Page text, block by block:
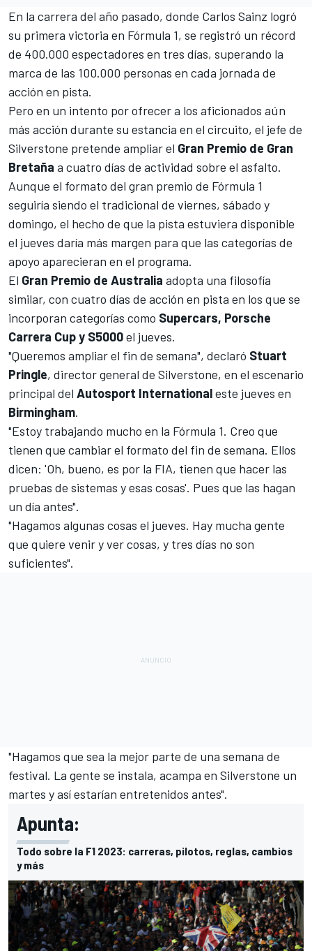
En la carrera del año pasado, donde Carlos Sainz logró
su primera victoria en Fórmula 1, se registró un récord
de 400.000 espectadores en tres días, superando la
marca de las 100.000 personas en cada jornada de
acción en pista.
Pero en un intento por ofrecer a los aficionados aún
más acción durante su estancia en el circuito, el jefe de
Silverstone pretende ampliar el Gran Premio de Gran
Bretaña a cuatro días de actividad sobre el asfalto.
Aunque el formato del gran premio de Fórmula 1
seguiría siendo el tradicional de viernes, sábado y
domingo, el hecho de que la pista estuviera disponible
el jueves daría más margen para que las categorías de
apoyo aparecieran en el programa.
El Gran Premio de Australia adopta una filosofía
similar, con cuatro días de acción en pista en los que se
incorporan categorías como Supercars, Porsche
Carrera Cup y S5000el jueves.
"Queremos ampliar el fin de semana", declaró Stuart
Pringle, director general de Silverstone, en el escenario
principal del Autosport Internationaleste jueves en
Birmingham.
"Estoy trabajando mucho en la Fórmula 1. Creo que
tienen que cambiar el formato del fin de semana. Ellos
dicen: 'Oh, bueno, es por la FIA, tienen que hacer las
pruebas de sistemas y esas cosas'. Pues que las hagan
un día antes".
"Hagamos algunas cosas el jueves. Hay mucha gente
que quiere venir y ver cosas, y tres días no son
suficientes".
"Hagamos que sea la mejor parte de una semana de
festival. La gente se instala, acampa en Silverstone un
martes y así estarían entretenidos antes".
Apunta:
Todo sobre la F1 2023: carreras, pilotos, reglas, cambios
y más